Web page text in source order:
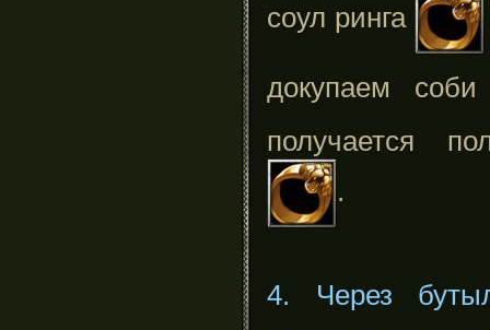
соул ринга
докупаем
получается
.
4. Через